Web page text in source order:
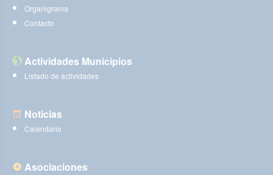
Organigrama
Contacto
Actividades Municipios
Listado de actividades
Noticias
Calendario
Asociaciones